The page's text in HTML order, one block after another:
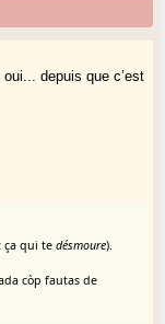
depuis que c’est
ça qui tedésmoure).
còp fautas de